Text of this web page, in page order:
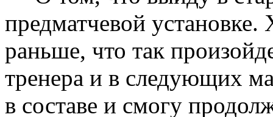
предматчевой установке.
раньше, что так
тренера и в следующих
в составе и смогу